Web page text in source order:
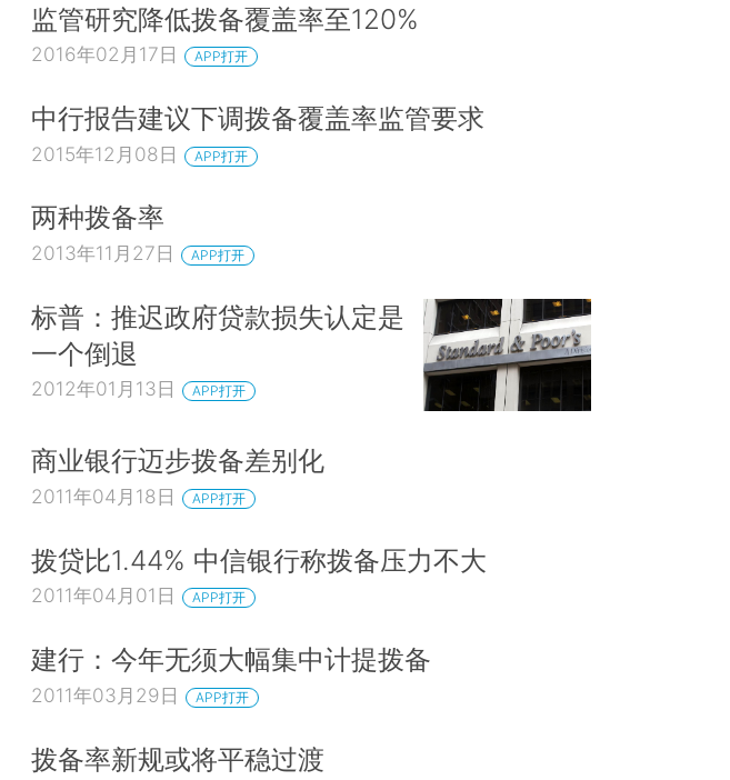
监管研究降低拨备覆盖率至120%
2016年02月17日 APP打开
中行报告建议下调拨备覆盖率监管要求
2015年12月08日 APP打开
两种拨备率
2013年11月27日 APP打开
标普：推迟政府贷款损失认定是
一个倒退
2012年01月13日 APP打开
商业银行迈步拨备差别化
2011年04月18日 APP打开
拨贷比1.44% 中信银行称拨备压力不大
2011年04月01日 APP打开
建行：今年无须大幅集中计提拨备
2011年03月29日 APP打开
拨备率新规或将平稳过渡